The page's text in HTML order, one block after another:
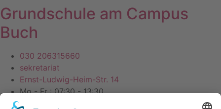
Grundschule am Campus
Buch
030 206315660
sekretariat
Ernst-Ludwig-Heim-Str. 14
Mo - Fr : 07:30 - 13:30